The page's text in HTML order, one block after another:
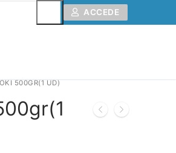
ACCEDE
500GR(1 UD)